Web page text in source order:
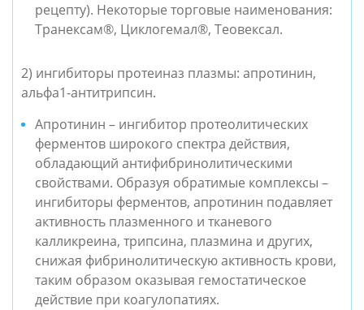
рецепту). Некоторые торговые наименования:
Транексам®, Циклогемал®, Теовексал.
2) ингибиторы протеиназ плазмы: апротинин,
альфа1-антитрипсин.
Апротинин – ингибитор протеолитических
ферментов широкого спектра действия,
обладающий антифибринолитическими
свойствами. Образуя обратимые комплексы –
ингибиторы ферментов, апротинин подавляет
активность плазменного и тканевого
калликреина, трипсина, плазмина и других,
снижая фибринолитическую активность крови,
таким образом оказывая гемостатическое
действие при коагулопатиях.